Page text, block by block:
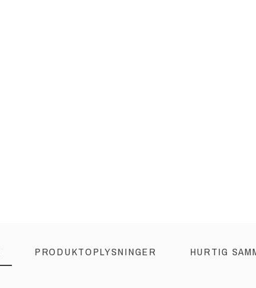
PRODUKTOPLYSNINGER HURTIG